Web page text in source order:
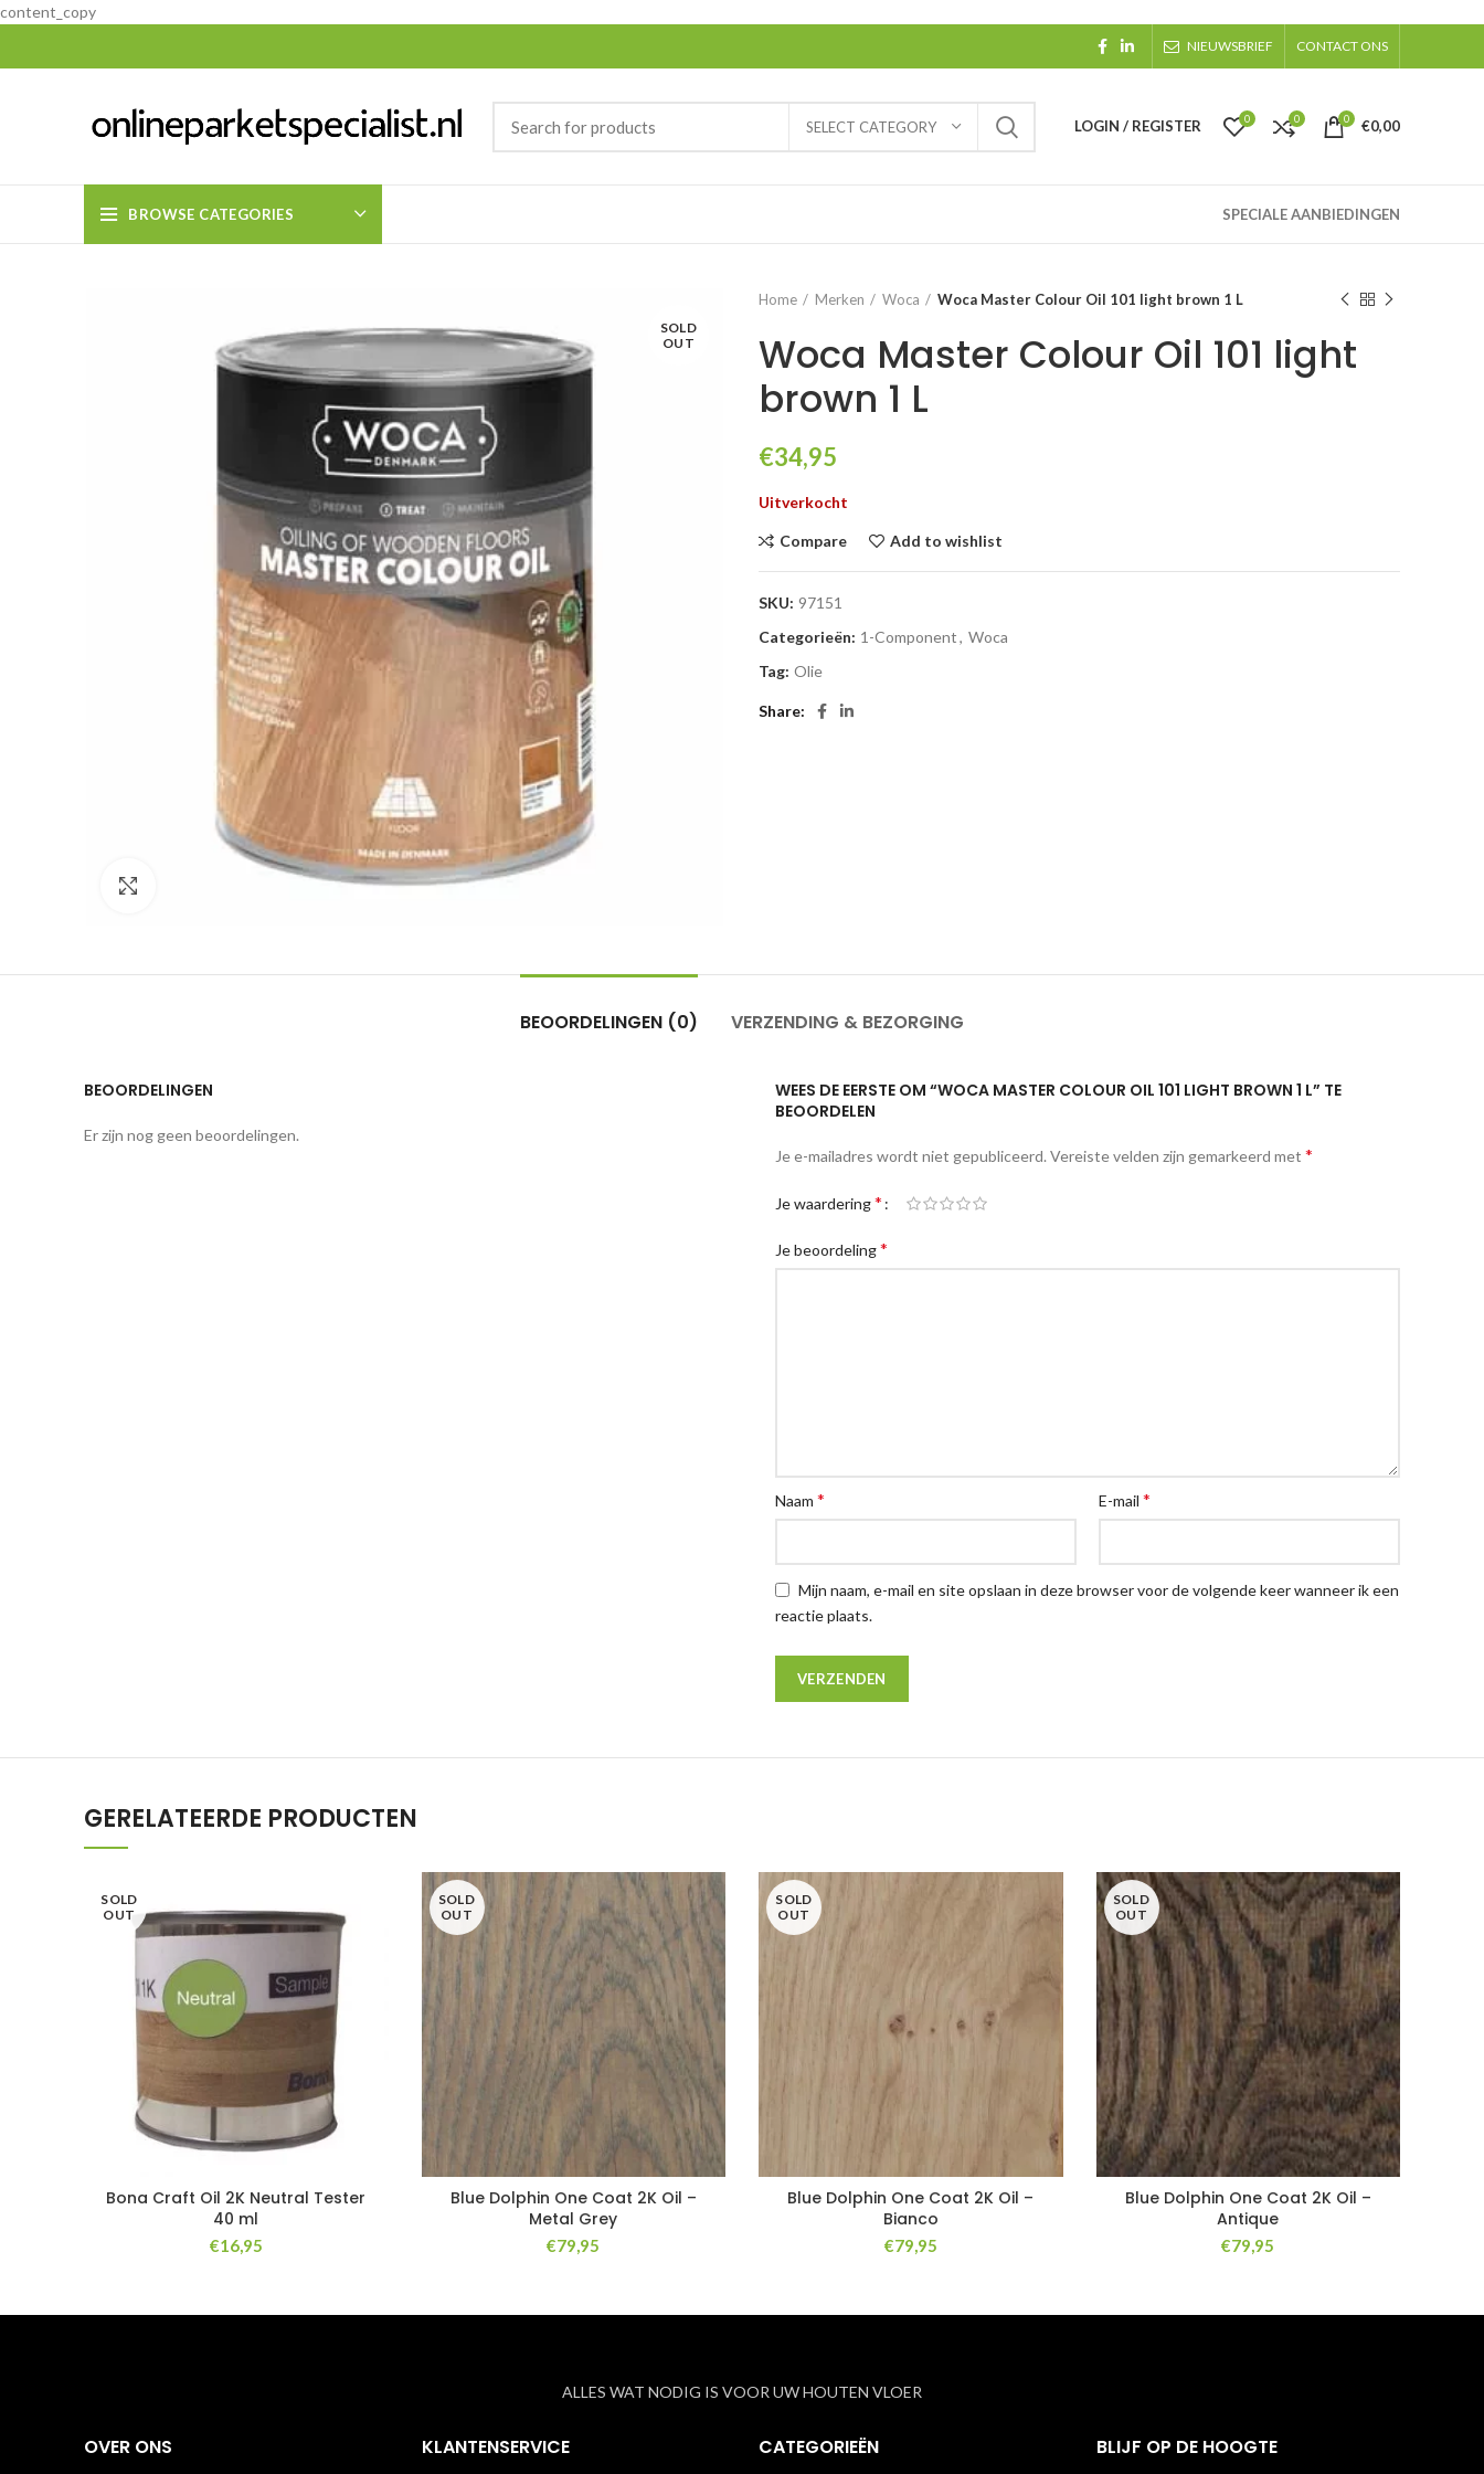
content_copy
NIEUWSBRIEF CONTACT ONS
SELECT CATEGORY LOGIN / REGISTER 0 0 0 €0,00
BROWSE CATEGORIES SPECIALE AANBIEDINGEN
SOLD
OUT
Home Merken Woca Woca Master Colour Oil 101 light brown 1 L
Woca Master Colour Oil 101 light
brown 1 L
€34,95
Uitverkocht
Compare Add to wishlist
SKU: 97151
Categorieën: 1-Component, Woca
Tag: Olie
Share
BEOORDELINGEN (0) VERZENDING & BEZORGING
BEOORDELINGEN
Er zijn nog geen beoordelingen.
WEES DE EERSTE OM “WOCA MASTER COLOUR OIL 101 LIGHT BROWN 1 L” TE
BEOORDELEN
Je e-mailadres wordt niet gepubliceerd. Vereiste velden zijn gemarkeerd met *
Je waardering*
Je beoordeling*
Naam * E-mail *
Mijn naam, e-mail en site opslaan in deze browser voor de volgende keer wanneer ik een
reactie plaats.
GERELATEERDE PRODUCTEN
SOLD
OUT
Bona Craft Oil 2K Neutral Tester
40 ml
€16,95
SOLD
OUT
Blue Dolphin One Coat 2K Oil –
Metal Grey
€79,95
SOLD
OUT
Blue Dolphin One Coat 2K Oil –
Bianco
€79,95
SOLD
OUT
Blue Dolphin One Coat 2K Oil –
Antique
€79,95
ALLES WAT NODIG IS VOOR UW HOUTEN VLOER
OVER ONS KLANTENSERVICE CATEGORIEËN BLIJF OP DE HOOGTE